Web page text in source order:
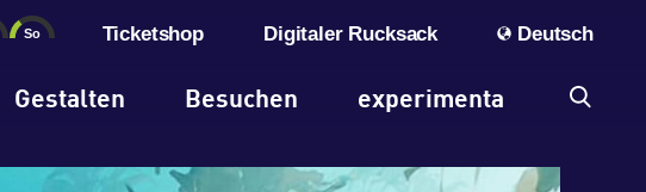
Ticketshop Digitaler Rucksack Deutsch
Gestalten Besuchen experimenta